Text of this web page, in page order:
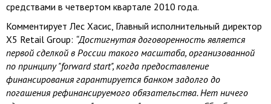
средствами в четвертом квартале 2010 года.
Комментирует Лес Хасис, Главный исполнительный директор
X5 Retail Group: “Достигнутая договоренность является
первой сделкой в России такого масштаба, организованной
по принципу "forward start", когда предоставление
финансирования гарантируется банком задолго до
погашения рефинансируемого обязательства. Нет ничего